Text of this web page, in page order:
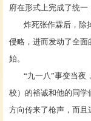
府在形式上完成了统一
炸死张作霖后，除掉
侵略，进而发动了全面
始。
“九一八”事变当夜
校）的裕诚和他的同
方向传来了枪声，而且